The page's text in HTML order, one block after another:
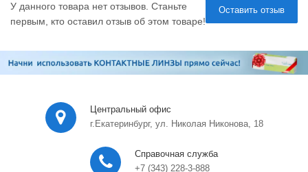
Оставить отзыв
У данного товара нет отзывов. Станьте
первым, кто оставил отзыв об этом товаре!
Центральный офис
г.Екатеринбург, ул. Николая Никонова, 18
Справочная служба
+7 (343) 228-3-888